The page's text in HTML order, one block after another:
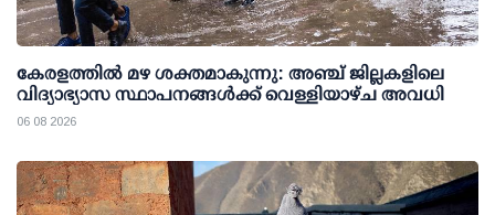
കേരളത്തില്‍ മഴ ശക്തമാകുന്നു: അഞ്ച് ജില്ലകളിലെ
വിദ്യാഭ്യാസ സ്ഥാപനങ്ങള്‍ക്ക് വെള്ളിയാഴ്ച അവധി
06 08 2026